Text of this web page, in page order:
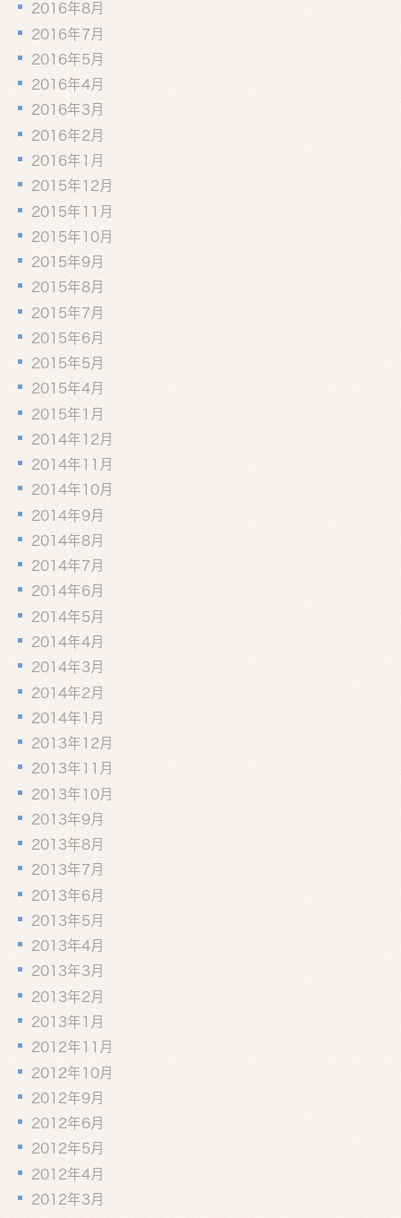
2016年8月
2016年7月
2016年5月
2016年4月
2016年3月
2016年2月
2016年1月
2015年12月
2015年11月
2015年10月
2015年9月
2015年8月
2015年7月
2015年6月
2015年5月
2015年4月
2015年1月
2014年12月
2014年11月
2014年10月
2014年9月
2014年8月
2014年7月
2014年6月
2014年5月
2014年4月
2014年3月
2014年2月
2014年1月
2013年12月
2013年11月
2013年10月
2013年9月
2013年8月
2013年7月
2013年6月
2013年5月
2013年4月
2013年3月
2013年2月
2013年1月
2012年11月
2012年10月
2012年9月
2012年6月
2012年5月
2012年4月
2012年3月